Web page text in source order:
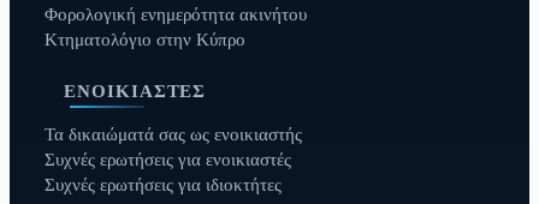
Φορολογική ενημερότητα ακινήτου
Κτηματολόγιο στην Κύπρο
ΕΝΟΙΚΙΑΣΤΈΣ
Τα δικαιώματά σας ως ενοικιαστής
Συχνές ερωτήσεις για ενοικιαστές
Συχνές ερωτήσεις για ιδιοκτήτες